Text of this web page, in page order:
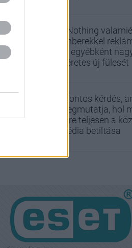
A Nothing
emberekkel
az egyébként
ígéretes új fülesét
5 fontos kérdés,
megmutatja, hol
félre teljesen a
média betiltása